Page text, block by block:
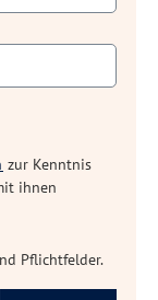
zur Kenntnis
ihnen
Pflichtfelder.